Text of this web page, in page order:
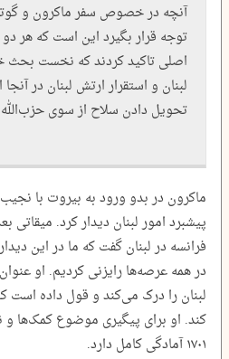
آنچه در خصوص سفر ماکرون و
توجه قرار بگیرد این است که هر
اصلی تاکید کردند که نخست بحث
لبنان و استقرار ارتش لبنان در
تحویل دادن سلاح از سوی
ماکرون در بدو ورود به بیروت با
پیشبرد امور لبنان دیدار کرد. میقاتی
فرانسه در لبنان گفت که ما در این
در همه عرصه‌ها رایزنی کردیم. او
لبنان را درک می‌کند و قول داده است
کند. او برای پیگیری موضوع کمک‌ها و
۱۷۰۱ آمادگی کامل دارد.